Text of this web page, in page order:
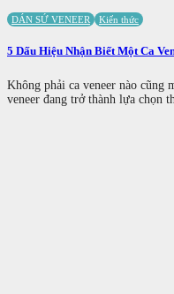
DÁN SỨ VENEER Kiến thức
5 Dấu Hiệu Nhận Biết Một Ca
Không phải ca veneer nào cũng
veneer đang trở thành lựa chọn